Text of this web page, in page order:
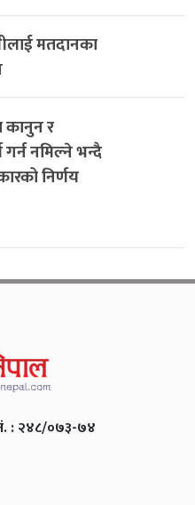
मतदानका
कानुन र
गर्न नमिल्ने भन्दै
निर्णय
: २४८/०७३-७४